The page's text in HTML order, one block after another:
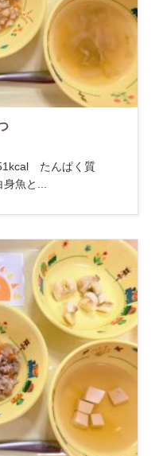
たんぱく質
魚と...